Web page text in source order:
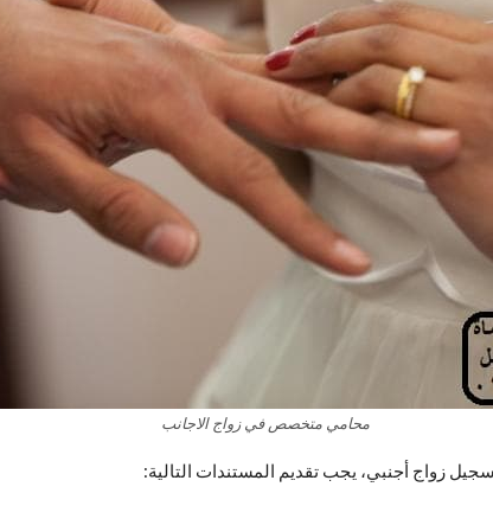
محامي متخصص في زواج الاجانب
زواج أجنبي، يجب تقديم المستندات التالية: